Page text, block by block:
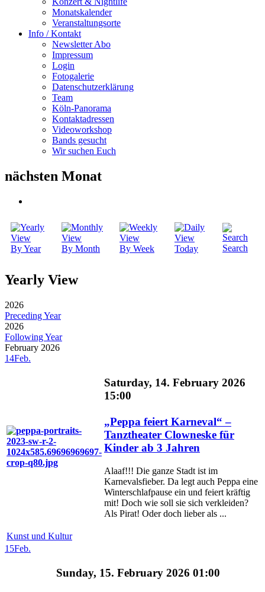
Monatskalender
Veranstaltungsorte
Info / Kontakt
Newsletter Abo
Impressum
Login
Fotogalerie
Datenschutzerklärung
Team
Köln-Panorama
Kontaktadressen
Videoworkshop
Bands gesucht
Wir suchen Euch
nächsten Monat
By Year By Month By Week Today Search
Yearly View
2026
Preceding Year
2026
Following Year
February 2026
14Feb.
Saturday, 14. February 2026
15:00
„Peppa feiert Karneval“ –
Tanztheater Clowneske für
Kinder ab 3 Jahren
Alaaf!!! Die ganze Stadt ist im
Karnevalsfieber. Da legt auch Peppa eine
Winterschlafpause ein und feiert kräftig
mit! Doch wie soll sie sich verkleiden?
Als Pirat! Oder doch lieber als ...
Kunst und Kultur
15Feb.
Sunday, 15. February 2026 01:00